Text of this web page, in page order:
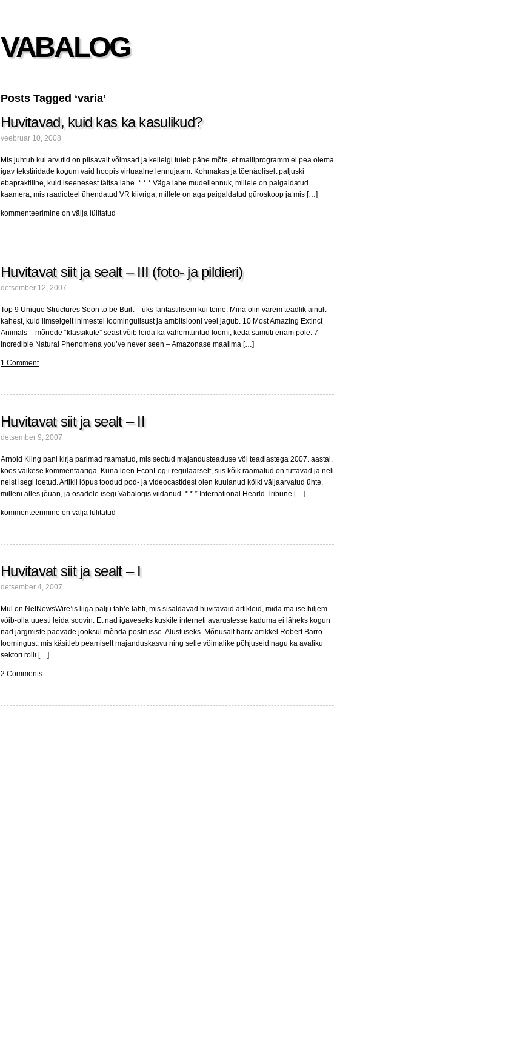
VABALOG
Posts Tagged ‘varia’
Huvitavad, kuid kas ka kasulikud?
veebruar 10, 2008
Mis juhtub kui arvutid on piisavalt võimsad ja kellelgi tuleb pähe mõte, et mailiprogramm ei pea olema
igav tekstiridade kogum vaid hoopis virtuaalne lennujaam. Kohmakas ja tõenäoliselt paljuski
ebapraktiline, kuid iseenesest täitsa lahe. * * * Väga lahe mudellennuk, millele on paigaldatud
kaamera, mis raadioteel ühendatud VR kiivriga, millele on aga paigaldatud güroskoop ja mis […]
Huvitavad,
ka
kommenteerimine on välja lülitatud
Huvitavat siit ja sealt – III (foto- ja pildieri)
detsember 12, 2007
Top 9 Unique Structures Soon to be Built – üks fantastilisem kui teine. Mina olin varem teadlik ainult
kahest, kuid ilmselgelt inimestel loomingulisust ja ambitsiooni veel jagub. 10 Most Amazing Extinct
Animals – mõnede “klassikute” seast võib leida ka vähemtuntud loomi, keda samuti enam pole. 7
Incredible Natural Phenomena you’ve never seen – Amazonase maailma […]
1 Comment
Huvitavat siit ja sealt – II
detsember 9, 2007
Arnold Kling pani kirja parimad raamatud, mis seotud majandusteaduse või teadlastega 2007. aastal,
koos väikese kommentaariga. Kuna loen EconLog’i regulaarselt, siis kõik raamatud on tuttavad ja neli
neist isegi loetud. Artikli lõpus toodud pod- ja videocastidest olen kuulanud kõiki väljaarvatud ühte,
milleni alles jõuan, ja osadele isegi Vabalogis viidanud. * * * International Hearld Tribune […]
Huvitavat
sealt
II
kommenteerimine on välja lülitatud
Huvitavat siit ja sealt – I
detsember 4, 2007
Mul on NetNewsWire’is liiga palju tab’e lahti, mis sisaldavad huvitavaid artikleid, mida ma ise hiljem
võib-olla uuesti leida soovin. Et nad igaveseks kuskile interneti avarustesse kaduma ei läheks kogun
nad järgmiste päevade jooksul mõnda postitusse. Alustuseks. Mõnusalt hariv artikkel Robert Barro
loomingust, mis käsitleb peamiselt majanduskasvu ning selle võimalike põhjuseid nagu ka avaliku
sektori rolli […]
2 Comments